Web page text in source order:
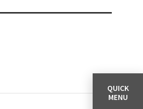
QUICK
MENU